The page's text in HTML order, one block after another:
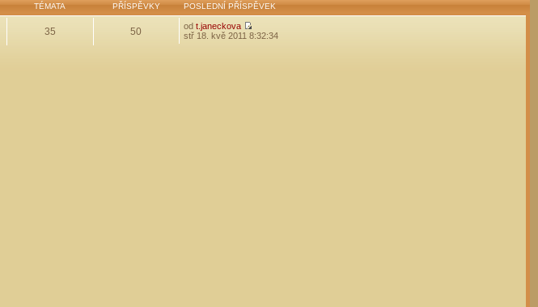
TÉMATA PŘÍSPĚVKY POSLEDNÍ PŘÍSPĚVEK
35 50 od t.janeckova
stř 18. kvě 2011 8:32:34